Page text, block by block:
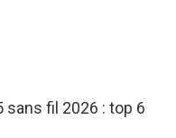
sans fil 2026 : top 6